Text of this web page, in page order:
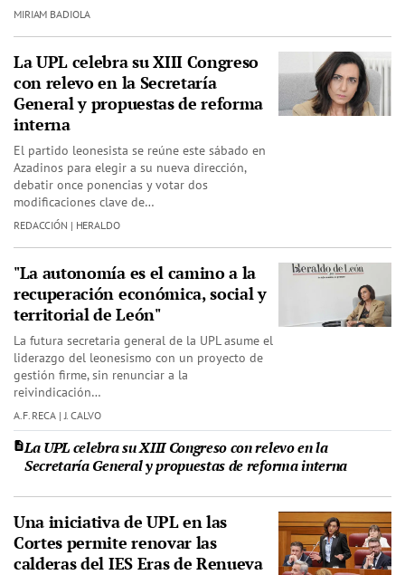
MIRIAM BADIOLA
La UPL celebra su XIII Congreso
con relevo en la Secretaría
General y propuestas de reforma
interna
El partido leonesista se reúne este sábado en
Azadinos para elegir a su nueva dirección,
debatir once ponencias y votar dos
modificaciones clave de…
REDACCIÓN | HERALDO
"La autonomía es el camino a la
recuperación económica, social y
territorial de León"
La futura secretaria general de la UPL asume el
liderazgo del leonesismo con un proyecto de
gestión firme, sin renunciar a la
reivindicación…
A.F. RECA | J. CALVO
La UPL celebra su XIII Congreso con relevo en la
Secretaría General y propuestas de reforma interna
Una iniciativa de UPL en las
Cortes permite renovar las
calderas del IES Eras de Renueva